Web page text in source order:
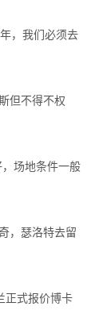
，我们必须去
但不得不权
场地条件一般
，瑟洛特去留
正式报价博卡